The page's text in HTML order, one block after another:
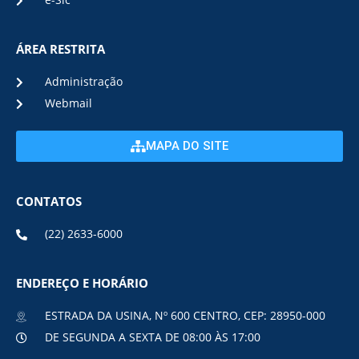
ÁREA RESTRITA
Administração
Webmail
MAPA DO SITE
CONTATOS
(22) 2633-6000
ENDEREÇO E HORÁRIO
ESTRADA DA USINA, Nº 600 CENTRO, CEP: 28950-000
DE SEGUNDA A SEXTA DE 08:00 ÀS 17:00